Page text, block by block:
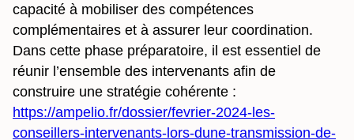
capacité à mobiliser des compétences
complémentaires et à assurer leur coordination.
Dans cette phase préparatoire, il est essentiel de
réunir l’ensemble des intervenants afin de
construire une stratégie cohérente :
https://ampelio.fr/dossier/fevrier-2024-les-
conseillers-intervenants-lors-dune-transmission-de-